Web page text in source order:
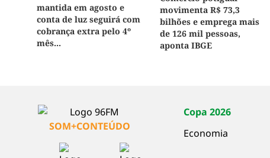
mantida em agosto e
conta de luz seguirá com
cobrança extra pelo 4º
mês...
movimenta R$ 73,3
bilhões e emprega mais
de 126 mil pessoas,
aponta IBGE
SOM+CONTEÚDO
Copa 2026
Economia